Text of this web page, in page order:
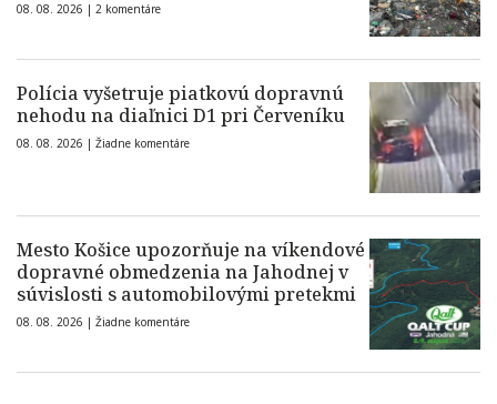
08. 08. 2026 | 2 komentáre
Polícia vyšetruje piatkovú dopravnú
nehodu na diaľnici D1 pri Červeníku
08. 08. 2026 | Žiadne komentáre
Mesto Košice upozorňuje na víkendové
dopravné obmedzenia na Jahodnej v
súvislosti s automobilovými pretekmi
08. 08. 2026 | Žiadne komentáre